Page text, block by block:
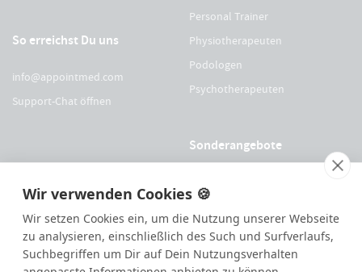
Wir verwenden Cookies 🍪
Wir setzen Cookies ein, um die Nutzung unserer Webseite
zu analysieren, einschließlich des Such und Surfverlaufs,
Suchbegriffen um Dir auf Dein Nutzungsverhalten
So erreichst Du uns
info@appointmed.com
Support-Chat öffnen
Personal Trainer
Physiotherapeuten
Podologen
Psychotherapeuten
Sonderangebote
Für OEGO Mitglieder
Für VDOE Mitglieder